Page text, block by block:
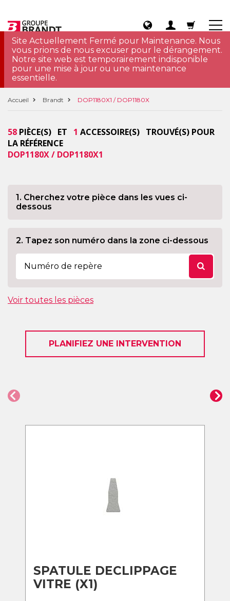
Site Actuellement Fermé pour Maintenance. Nous
vous prions de nous excuser pour le dérangement.
Notre site web est temporairement indisponible
pour une mise à jour ou une maintenance
essentielle.
Accueil Brandt DOP1180X1 / DOP1180X
58 PIÈCE(S) ET 1 ACCESSOIRE(S) TROUVÉ(S) POUR
LA RÉFÉRENCE
DOP1180X / DOP1180X1
1. Cherchez votre pièce dans les vues ci-
dessous
2. Tapez son numéro dans la zone ci-dessous
Voir toutes les pièces
PLANIFIEZ UNE INTERVENTION
SPATULE DECLIPPAGE
VITRE (X1)